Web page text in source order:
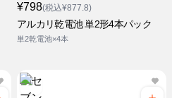
¥798(税込¥877.8)
アルカリ乾電池 単2形4本パック
単2乾電池×4本